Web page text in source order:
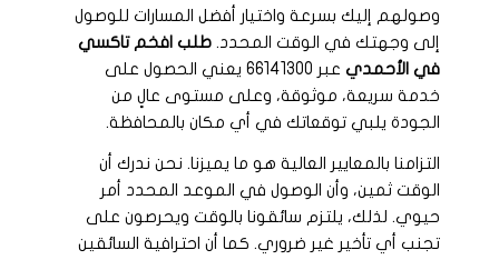
وصولهم إليك بسرعة واختيار أفضل المسارات للوصول
إلى وجهتك في الوقت المحدد. طلب افخم تاكسي
في الأحمدي
عبر 66141300 يعني الحصول على
خدمة سريعة، موثوقة، وعلى مستوى عالٍ من
الجودة يلبي توقعاتك في أي مكان بالمحافظة.
التزامنا بالمعايير العالية هو ما يميزنا. نحن ندرك أن
الوقت ثمين، وأن الوصول في الموعد المحدد أمر
حيوي. لذلك، يلتزم سائقونا بالوقت ويحرصون على
تجنب أي تأخير غير ضروري. كما أن احترافية السائقين